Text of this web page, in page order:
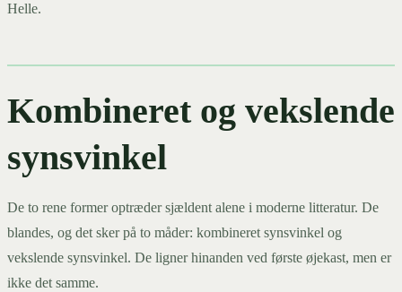
Helle.
Kombineret og vekslende
synsvinkel
De to rene former optræder sjældent alene i moderne litteratur. De
blandes, og det sker på to måder: kombineret synsvinkel og
vekslende synsvinkel. De ligner hinanden ved første øjekast, men er
ikke det samme.